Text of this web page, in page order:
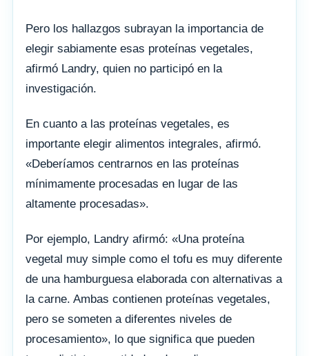
Pero los hallazgos subrayan la importancia de
elegir sabiamente esas proteínas vegetales,
afirmó Landry, quien no participó en la
investigación.
En cuanto a las proteínas vegetales, es
importante elegir alimentos integrales, afirmó.
«Deberíamos centrarnos en las proteínas
mínimamente procesadas en lugar de las
altamente procesadas».
Por ejemplo, Landry afirmó: «Una proteína
vegetal muy simple como el tofu es muy diferente
de una hamburguesa elaborada con alternativas a
la carne. Ambas contienen proteínas vegetales,
pero se someten a diferentes niveles de
procesamiento», lo que significa que pueden